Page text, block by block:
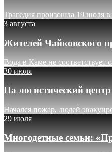
Трагедия произошла 19 июля в
3 августа
Жителей Чайковского
Вода в Каме не соответствует
30 июля
На логистический
Начался пожар, людей
29 июля
Многодетные семьи: